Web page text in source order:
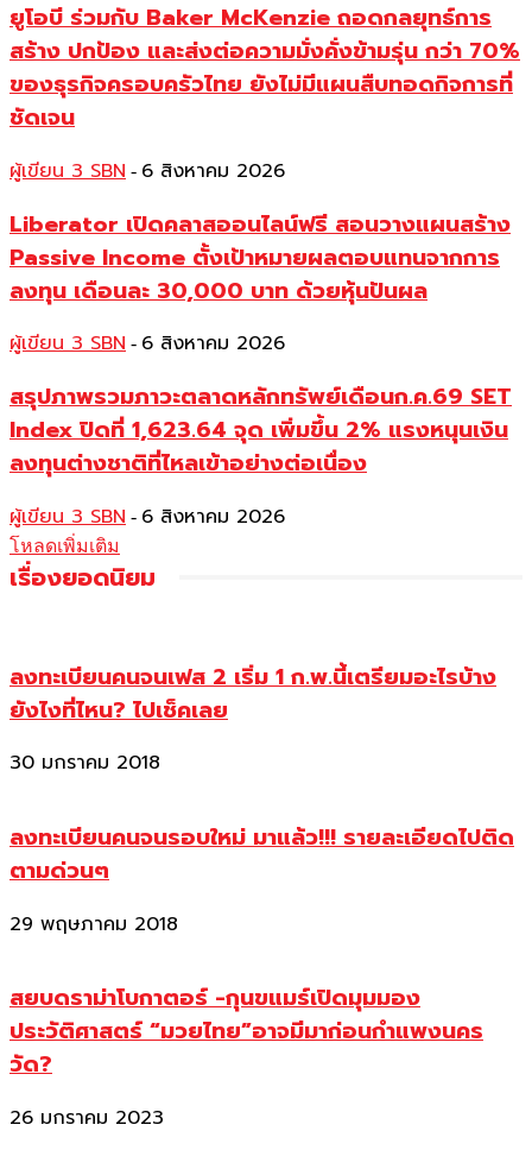
ยูโอบี ร่วมกับ Baker McKenzie ถอดกลยุทธ์การ
สร้าง ปกป้อง และส่งต่อความมั่งคั่งข้ามรุ่น กว่า 70%
ของธุรกิจครอบครัวไทย ยังไม่มีแผนสืบทอดกิจการที่
ชัดเจน
ผู้เขียน 3 SBN - 6 สิงหาคม 2026
Liberator เปิดคลาสออนไลน์ฟรี สอนวางแผนสร้าง
Passive Income ตั้งเป้าหมายผลตอบแทนจากการ
ลงทุน เดือนละ 30,000 บาท ด้วยหุ้นปันผล
ผู้เขียน 3 SBN - 6 สิงหาคม 2026
สรุปภาพรวมภาวะตลาดหลักทรัพย์เดือนก.ค.69 SET
Index ปิดที่ 1,623.64 จุด เพิ่มขึ้น 2% แรงหนุนเงิน
ลงทุนต่างชาติที่ไหลเข้าอย่างต่อเนื่อง
ผู้เขียน 3 SBN - 6 สิงหาคม 2026
โหลดเพิ่มเติม
เรื่องยอดนิยม
ลงทะเบียนคนจนเฟส 2 เริ่ม 1 ก.พ.นี้เตรียมอะไรบ้าง
ยังไงที่ไหน? ไปเช็คเลย
30 มกราคม 2018
ลงทะเบียนคนจนรอบใหม่ มาแล้ว!!! รายละเอียดไปติด
ตามด่วนๆ
29 พฤษภาคม 2018
สยบดราม่าโบกาตอร์ -กุนขแมร์เปิดมุมมอง
ประวัติศาสตร์ “มวยไทย”อาจมีมาก่อนกำแพงนคร
วัด?
26 มกราคม 2023